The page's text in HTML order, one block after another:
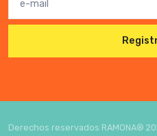
Derechos reservados RAMONA®